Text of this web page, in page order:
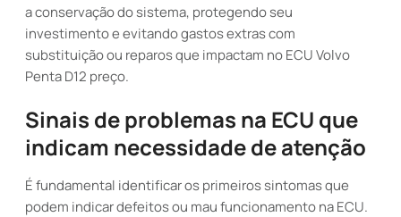
a conservação do sistema, protegendo seu
investimento e evitando gastos extras com
substituição ou reparos que impactam no ECU Volvo
Penta D12 preço.
Sinais de problemas na ECU que
indicam necessidade de atenção
É fundamental identificar os primeiros sintomas que
podem indicar defeitos ou mau funcionamento na ECU.